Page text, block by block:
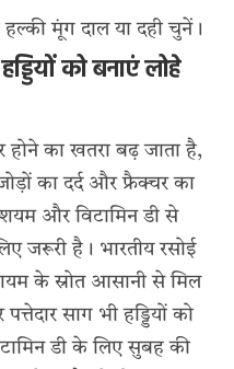
मूंग दाल या दही चुनें।
को बनाएं लोहे
होने का खतरा बढ़ जाता है,
का दर्द और फ्रैक्चर का
और विटामिन डी से
जरूरी है। भारतीय रसोई
के स्रोत आसानी से मिल
साग भी हड्डियों को
डी के लिए सुबह की